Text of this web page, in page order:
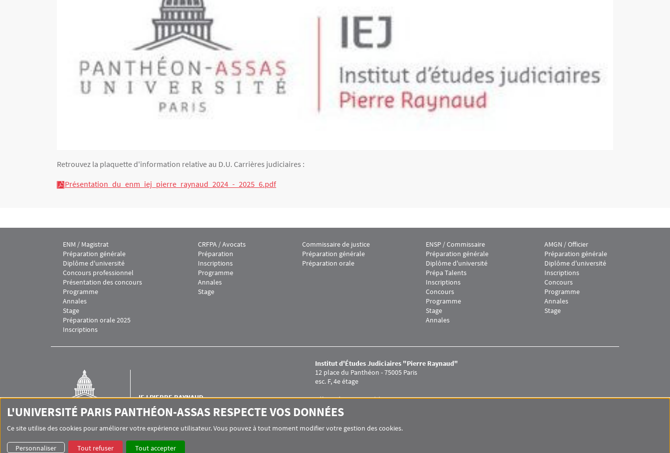
Retrouvez la plaquette d'information relative au D.U. Carrières judiciaires :
Présentation_du_enm_iej_pierre_raynaud_2024_-_2025_6.pdf
Menu footer IEJ 1
ENM / Magistrat
Préparation générale
Diplôme d'université
Concours professionnel
Présentation des concours
Programme
Annales
Stage
Préparation orale 2025
Inscriptions
Menu footer IEJ 2
CRFPA / Avocats
Préparation
Inscriptions
Programme
Annales
Stage
Menu footer IEJ 3
Commissaire de justice
Préparation générale
Préparation orale
Menu footer IEJ 4
ENSP / Commissaire
Préparation générale
Diplôme d'université
Prépa Talents
Inscriptions
Concours
Programme
Stage
Annales
Menu footer IEJ 5
AMGN / Officier
Préparation générale
Diplôme d'université
Inscriptions
Concours
Programme
Annales
Stage
Institut d'études judiciaires Pierre
Raynaud
IEJ PIERRE RAYNAUD
Institut d'Études Judiciaires "Pierre Raynaud"
12 place du Panthéon - 75005 Paris
esc. F, 4e étage
Tél secrétariat : +33 (0)1 44 41 56 32
Secrétariat ouvert du lundi au vendredi
de 9h à 12h30 et de 14h à 17h
L'UNIVERSITÉ PARIS PANTHÉON-ASSAS RESPECTE VOS DONNÉES
Ce site utilise des cookies pour améliorer votre expérience utilisateur. Vous pouvez à tout moment modifier votre gestion des cookies.
Personnaliser Tout refuser Tout accepter